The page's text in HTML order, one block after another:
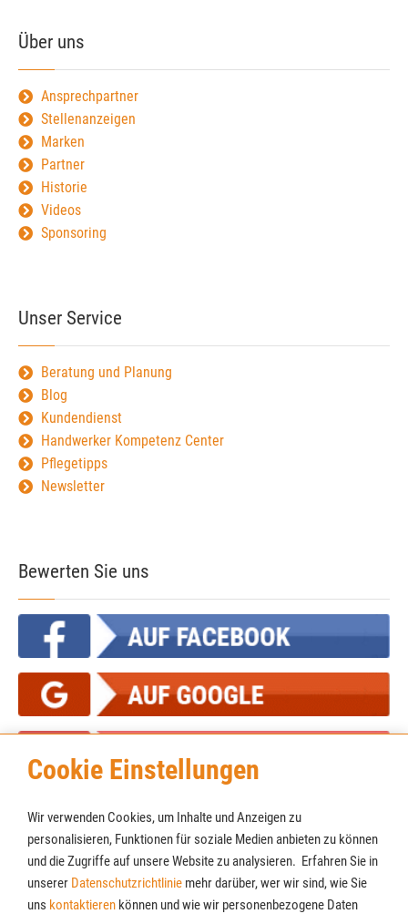
Cookie Einstellungen
Wir verwenden Cookies, um Inhalte und Anzeigen zu
personalisieren, Funktionen für soziale Medien anbieten zu können
und die Zugriffe auf unsere Website zu analysieren. Erfahren Sie in
unserer Datenschutzrichtlinie mehr darüber, wer wir sind, wie Sie
uns kontaktieren können und wie wir personenbezogene Daten
Über uns
Ansprechpartner
Stellenanzeigen
Marken
Partner
Historie
Videos
Sponsoring
Unser Service
Beratung und Planung
Blog
Kundendienst
Handwerker Kompetenz Center
Pflegetipps
Newsletter
Bewerten Sie uns
Cookies
Newsletter